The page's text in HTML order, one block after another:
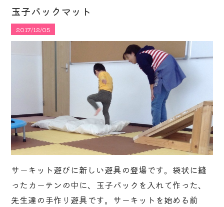
玉子パックマット
2017/12/05
サーキット遊びに新しい遊具の登場です。袋状に縫
ったカーテンの中に、玉子パックを入れて作った、
先生達の手作り遊具です。サーキットを始める前